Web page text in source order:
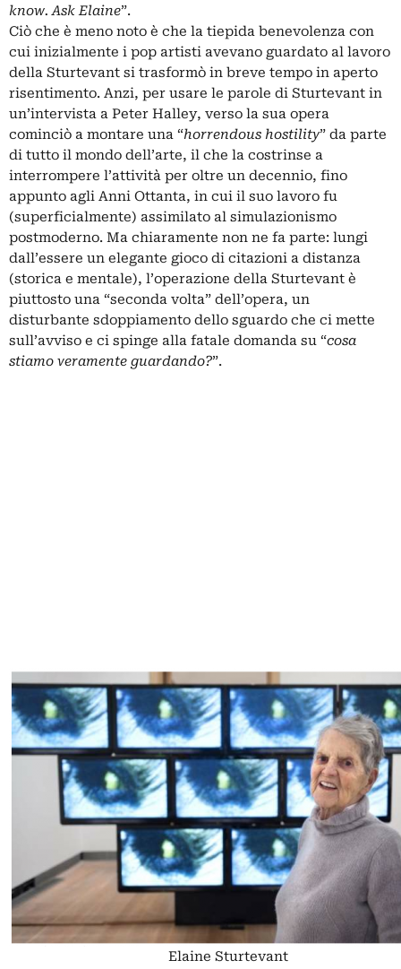
know. Ask Elaine”.
Ciò che è meno noto è che la tiepida benevolenza con
cui inizialmente i pop artisti avevano guardato al lavoro
della Sturtevant si trasformò in breve tempo in aperto
risentimento. Anzi, per usare le parole di Sturtevant in
un’intervista a Peter Halley, verso la sua opera
cominciò a montare una “horrendous hostility” da parte
di tutto il mondo dell’arte, il che la costrinse a
interrompere l’attività per oltre un decennio, fino
appunto agli Anni Ottanta, in cui il suo lavoro fu
(superficialmente) assimilato al simulazionismo
postmoderno. Ma chiaramente non ne fa parte: lungi
dall’essere un elegante gioco di citazioni a distanza
(storica e mentale), l’operazione della Sturtevant è
piuttosto una “seconda volta” dell’opera, un
disturbante sdoppiamento dello sguardo che ci mette
sull’avviso e ci spinge alla fatale domanda su “cosa
stiamo veramente guardando?”.
Elaine Sturtevant